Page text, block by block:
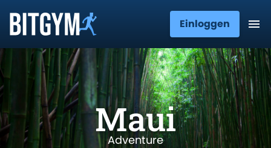
Einloggen
Maui
Adventure